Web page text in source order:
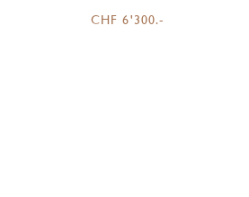
CHF 6'300.-